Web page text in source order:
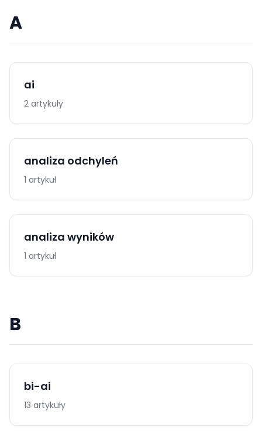
A
ai
2 artykuły
analiza odchyleń
1 artykuł
analiza wyników
1 artykuł
B
bi-ai
13 artykuły